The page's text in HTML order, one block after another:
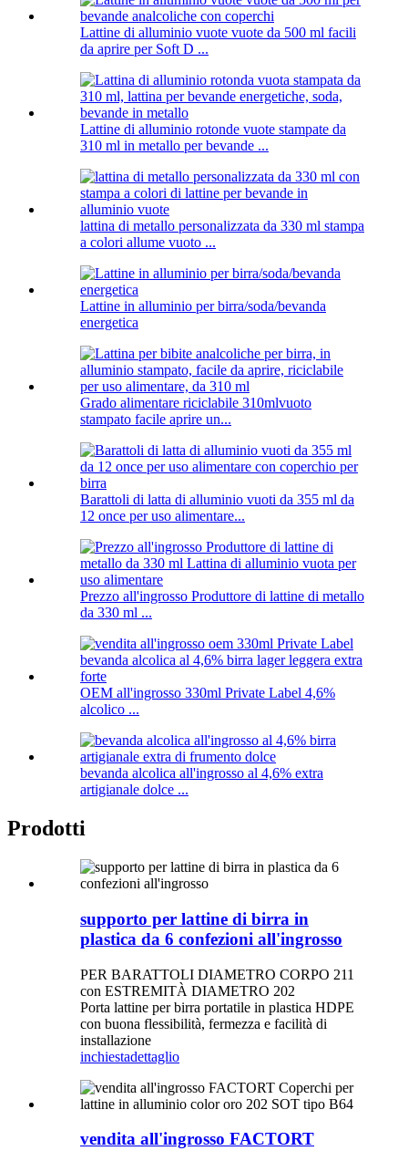
Lattine di alluminio vuote vuote da 500 ml facili
da aprire per Soft D ...
Lattine di alluminio rotonde vuote stampate da
310 ml in metallo per bevande ...
lattina di metallo personalizzata da 330 ml stampa
a colori allume vuoto ...
Lattine in alluminio per birra/soda/bevanda
energetica
Grado alimentare riciclabile 310mlvuoto
stampato facile aprire un...
Barattoli di latta di alluminio vuoti da 355 ml da
12 once per uso alimentare...
Prezzo all'ingrosso Produttore di lattine di metallo
da 330 ml ...
OEM all'ingrosso 330ml Private Label 4,6%
alcolico ...
bevanda alcolica all'ingrosso al 4,6% extra
artigianale dolce ...
Prodotti
supporto per lattine di birra in
plastica da 6 confezioni all'ingrosso
PER BARATTOLI DIAMETRO CORPO 211
con ESTREMITÀ DIAMETRO 202
Porta lattine per birra portatile in plastica HDPE
con buona flessibilità, fermezza e facilità di
installazione
inchiestadettaglio
vendita all'ingrosso FACTORT